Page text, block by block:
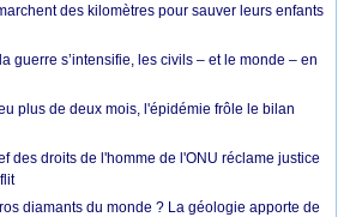
des kilomètres pour sauver leurs enfants
guerre s’intensifie, les civils – et le monde – en
plus de deux mois, l'épidémie frôle le bilan
des droits de l'homme de l'ONU réclame justice
diamants du monde ? La géologie apporte de